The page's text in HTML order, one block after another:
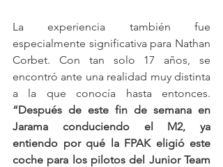
La experiencia también fue
especialmente significativa para Nathan
Corbet. Con tan solo 17 años, se
encontró ante una realidad muy distinta
“Después de este fin de semana en
Jarama conduciendo el M2, ya
entiendo por qué la FPAK eligió este
coche para los pilotos del Junior Team